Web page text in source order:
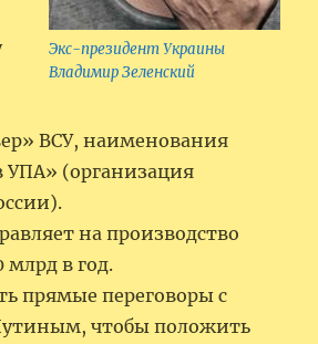
Экс-президент Украины
Владимир Зеленский
ВСУ, наименования
УПА» (организация
на производство
в год.
прямые переговоры с
чтобы положить